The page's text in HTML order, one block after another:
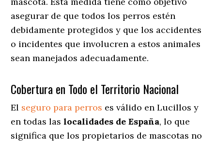
asegurar de que todos los perros estén
debidamente protegidos y que los accidentes
o incidentes que involucren a estos animales
sean manejados adecuadamente.
Cobertura en Todo el Territorio Nacional
El seguro para perros es válido en Lucillos y
en todas laslocalidades de España, lo que
significa que los propietarios de mascotas no